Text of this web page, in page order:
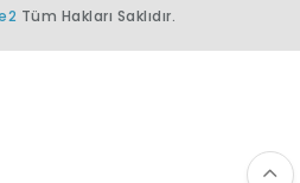
Tüm Hakları Saklıdır.